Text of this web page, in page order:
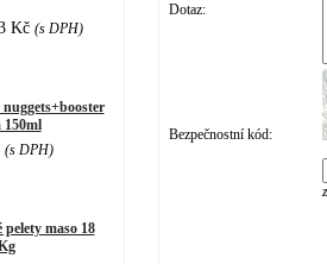
Kč (s DPH)
nuggets+booster
150ml
(s DPH)
maso 18
Dotaz:
Bezpečnostní kód: